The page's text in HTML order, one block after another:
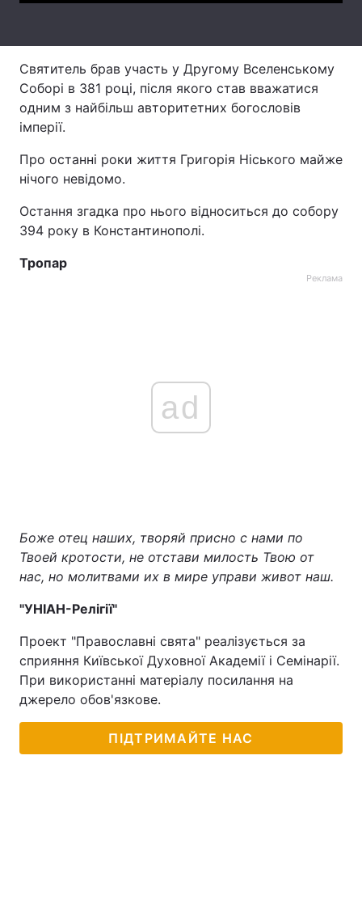
Святитель брав участь у Другому Вселенському
Соборі в 381 році, після якого став вважатися
одним з найбільш авторитетних богословів
імперії.
Про останні роки життя Григорія Ніського майже
нічого невідомо.
Остання згадка про нього відноситься до собору
394 року в Константинополі.
Тропар
Реклама
ad
Боже отец наших, творяй присно с нами по
Твоей кротости, не отстави милость Твою от
нас, но молитвами их в мире управи живот наш.
"УНІАН-Релігії"
Проект "Православні свята" реалізується за
сприяння Київської Духовної Академії і Семінарії.
При використанні матеріалу посилання на
джерело обов'язкове.
ПІДТРИМАЙТЕ НАС